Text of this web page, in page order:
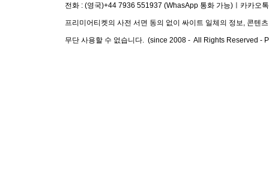
전화 : (영국)+44 7936 551937 (WhasApp 통화 가능) 카카오
프리미어티켓의 사전 서면 동의 없이 싸이트 일체의 정보, 콘텐
무단 사용할 수 없습니다. (since 2008 - All Rights Reserved -